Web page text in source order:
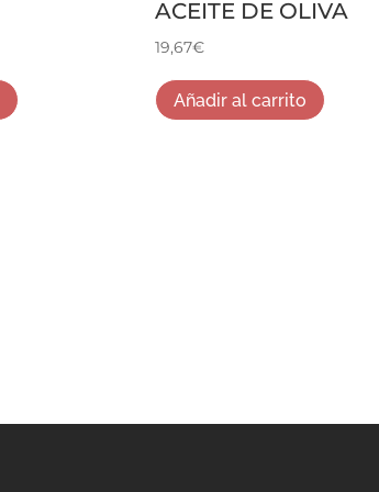
ACEITE DE OLIVA
19,67€
Añadir al carrito